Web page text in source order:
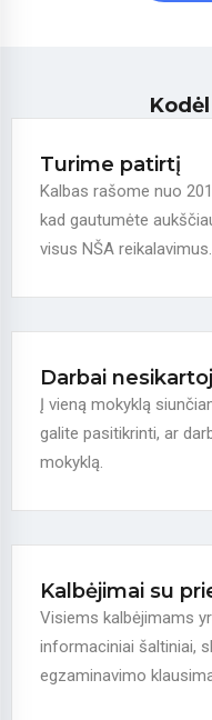
Turime patirtį
Kalbas rašome nuo
kad gautumėte
visus NŠA reikalavimus.
Darbai
Į vieną mokyklą
galite pasitikrinti, ar
mokyklą.
Kalbėjimai su
Visiems kalbėjimams
informaciniai šaltiniai,
egzaminavimo